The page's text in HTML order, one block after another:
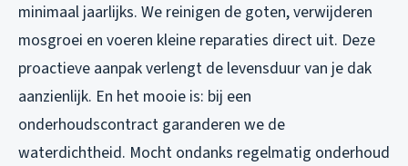
minimaal jaarlijks. We reinigen de goten, verwijderen
mosgroei en voeren kleine reparaties direct uit. Deze
proactieve aanpak verlengt de levensduur van je dak
aanzienlijk. En het mooie is: bij een
onderhoudscontract garanderen we de
waterdichtheid. Mocht ondanks regelmatig onderhoud